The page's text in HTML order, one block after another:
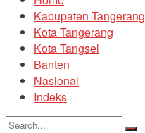
Kabupaten Tangerang
Kota Tangerang
Kota Tangsel
Banten
Nasional
Indeks